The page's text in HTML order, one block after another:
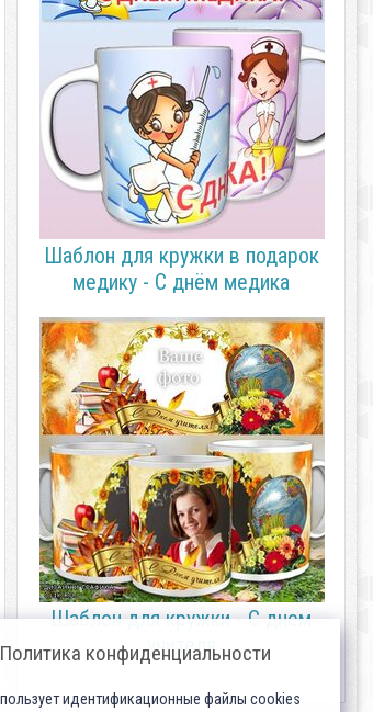
Шаблон для кружки в подарок
медику - С днём медика
Шаблон для кружки - С днем
учителя
Политика конфиденциальности
идентификационные файлы cookies